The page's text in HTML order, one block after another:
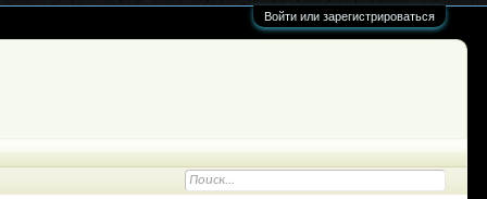
Войти или зарегистрироваться